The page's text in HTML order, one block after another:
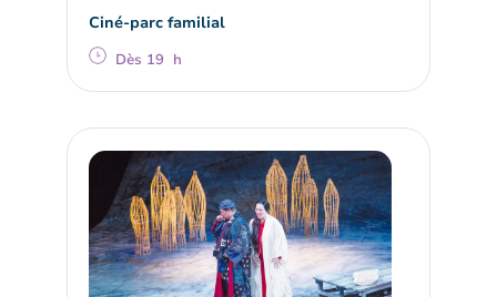
Ciné-parc familial
Dès 19 h